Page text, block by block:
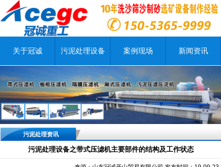
关于冠诚 污泥处理设备 案例现场 新闻资讯
污泥处理资讯
污泥处理设备之带式压滤机主要部件的结构及工作状态